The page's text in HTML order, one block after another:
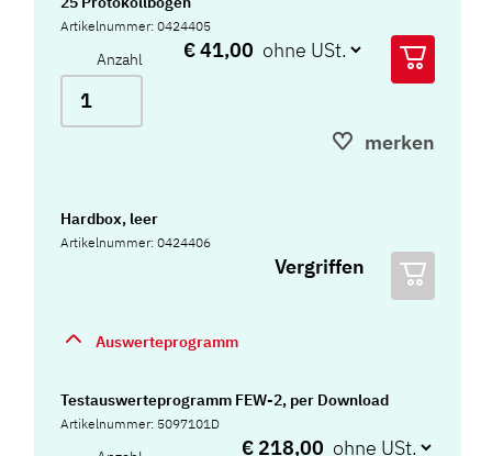
Artikelnummer: 0424405
Anzahl € 41,00
merken
Hardbox, leer
Artikelnummer: 0424406
Vergriffen
Auswerteprogramm
Testauswerteprogramm FEW-2, per Download
Artikelnummer: 5097101D
€ 218,00